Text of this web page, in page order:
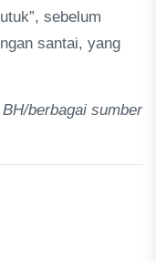
sebelum
santai, yang
berbagai sumber